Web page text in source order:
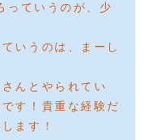
っていうのが、少
いうのは、まーし
んとやられてい
す！貴重な経験だ
ます！